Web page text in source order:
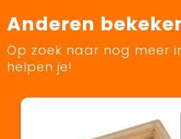
Anderen
Op zoek naar nog meer
helpen je!